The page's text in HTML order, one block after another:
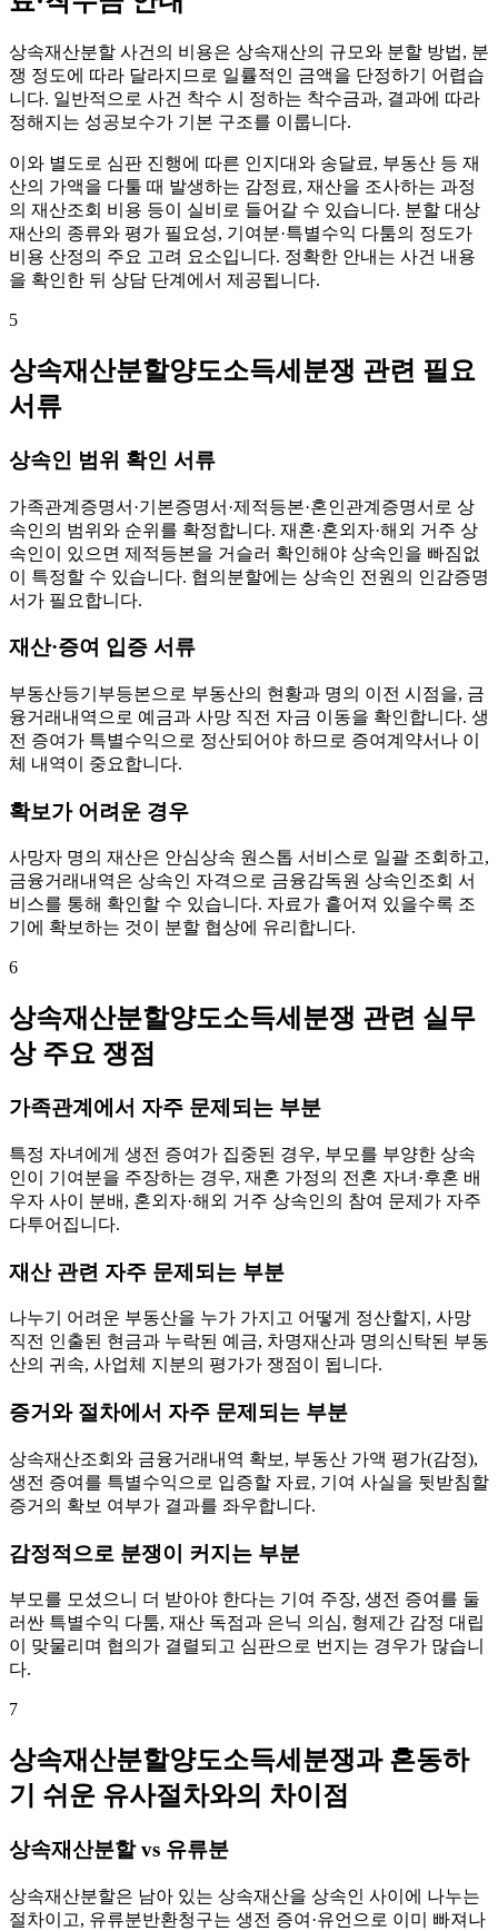
상속재산분할 사건의 비용은 상속재산의 규모와 분할 방법, 분
쟁 정도에 따라 달라지므로 일률적인 금액을 단정하기 어렵습
니다. 일반적으로 사건 착수 시 정하는 착수금과, 결과에 따라
정해지는 성공보수가 기본 구조를 이룹니다.
이와 별도로 심판 진행에 따른 인지대와 송달료, 부동산 등 재
산의 가액을 다툴 때 발생하는 감정료, 재산을 조사하는 과정
의 재산조회 비용 등이 실비로 들어갈 수 있습니다. 분할 대상
재산의 종류와 평가 필요성, 기여분·특별수익 다툼의 정도가
비용 산정의 주요 고려 요소입니다. 정확한 안내는 사건 내용
을 확인한 뒤 상담 단계에서 제공됩니다.
5
상속재산분할양도소득세분쟁 관련 필요
서류
상속인 범위 확인 서류
가족관계증명서·기본증명서·제적등본·혼인관계증명서로 상
속인의 범위와 순위를 확정합니다. 재혼·혼외자·해외 거주 상
속인이 있으면 제적등본을 거슬러 확인해야 상속인을 빠짐없
이 특정할 수 있습니다. 협의분할에는 상속인 전원의 인감증명
서가 필요합니다.
재산·증여 입증 서류
부동산등기부등본으로 부동산의 현황과 명의 이전 시점을, 금
융거래내역으로 예금과 사망 직전 자금 이동을 확인합니다. 생
전 증여가 특별수익으로 정산되어야 하므로 증여계약서나 이
체 내역이 중요합니다.
확보가 어려운 경우
사망자 명의 재산은 안심상속 원스톱 서비스로 일괄 조회하고,
금융거래내역은 상속인 자격으로 금융감독원 상속인조회 서
비스를 통해 확인할 수 있습니다. 자료가 흩어져 있을수록 조
기에 확보하는 것이 분할 협상에 유리합니다.
6
상속재산분할양도소득세분쟁 관련 실무
상 주요 쟁점
가족관계에서 자주 문제되는 부분
특정 자녀에게 생전 증여가 집중된 경우, 부모를 부양한 상속
인이 기여분을 주장하는 경우, 재혼 가정의 전혼 자녀·후혼 배
우자 사이 분배, 혼외자·해외 거주 상속인의 참여 문제가 자주
다투어집니다.
재산 관련 자주 문제되는 부분
나누기 어려운 부동산을 누가 가지고 어떻게 정산할지, 사망
직전 인출된 현금과 누락된 예금, 차명재산과 명의신탁된 부동
산의 귀속, 사업체 지분의 평가가 쟁점이 됩니다.
증거와 절차에서 자주 문제되는 부분
상속재산조회와 금융거래내역 확보, 부동산 가액 평가(감정),
생전 증여를 특별수익으로 입증할 자료, 기여 사실을 뒷받침할
증거의 확보 여부가 결과를 좌우합니다.
감정적으로 분쟁이 커지는 부분
부모를 모셨으니 더 받아야 한다는 기여 주장, 생전 증여를 둘
러싼 특별수익 다툼, 재산 독점과 은닉 의심, 형제간 감정 대립
이 맞물리며 협의가 결렬되고 심판으로 번지는 경우가 많습니
다.
7
상속재산분할양도소득세분쟁과 혼동하
기 쉬운 유사절차와의 차이점
상속재산분할 vs 유류분
상속재산분할은 남아 있는 상속재산을 상속인 사이에 나누는
절차이고, 유류분반환청구는 생전 증여·유언으로 이미 빠져나